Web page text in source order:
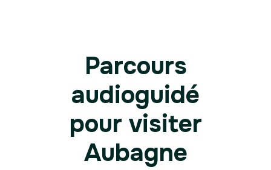
Parcours
audioguidé
pour visiter
Aubagne